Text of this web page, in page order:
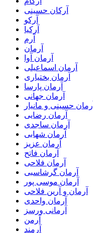
آرکان حسینی
آرکو
آرکیا
آرم
آرمان
آرمان آوا
آرمان اسماعیلی
آرمان بختیاری
آرمان پارسا
آرمان جهانی
آرمان حسینی و مانیار
آرمان رضایی
آرمان ساجدی
آرمان شهابی
آرمان عزیز
آرمان فاتح
آرمان فلاحی
آرمان گرشاسبی
آرمان موسی پور
آرمان و آرین فلاحی
آرمان واحدی
آرمانی ورسز
آرمن
آرمند